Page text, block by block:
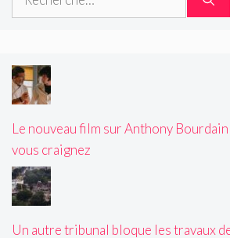
Le nouveau film sur Anthony Bourdain
vous craignez
Un autre tribunal bloque les travaux